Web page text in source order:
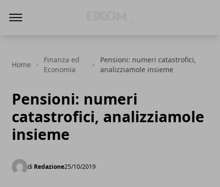
Home
Finanza ed
Economia
Pensioni: numeri catastrofici,
analizziamole insieme
Pensioni: numeri
catastrofici, analizziamole
insieme
di Redazione25/10/2019